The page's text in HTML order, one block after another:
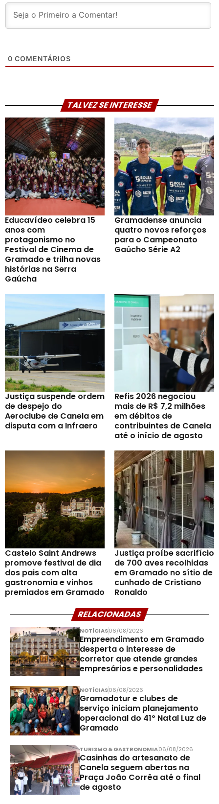
0 COMENTÁRIOS
TALVEZ SE INTERESSE
Educavídeo celebra 15
anos com
protagonismo no
Festival de Cinema de
Gramado e trilha novas
histórias na Serra
Gaúcha
Gramadense anuncia
quatro novos reforços
para o Campeonato
Gaúcho Série A2
Justiça suspende ordem
de despejo do
Aeroclube de Canela em
disputa com a Infraero
Refis 2026 negociou
mais de R$ 7,2 milhões
em débitos de
contribuintes de Canela
até o início de agosto
Castelo Saint Andrews
promove festival de dia
dos pais com alta
gastronomia e vinhos
premiados em Gramado
Justiça proíbe sacrifício
de 700 aves recolhidas
em Gramado no sítio de
cunhado de Cristiano
Ronaldo
RELACIONADAS
NOTÍCIAS06/08/2026
Empreendimento em Gramado
desperta o interesse de
corretor que atende grandes
empresários e personalidades
NOTÍCIAS06/08/2026
Gramadotur e clubes de
serviço iniciam planejamento
operacional do 41º Natal Luz de
Gramado
TURISMO & GASTRONOMIA06/08/2026
Casinhas do artesanato de
Canela seguem abertas na
Praça João Corrêa até o final
de agosto